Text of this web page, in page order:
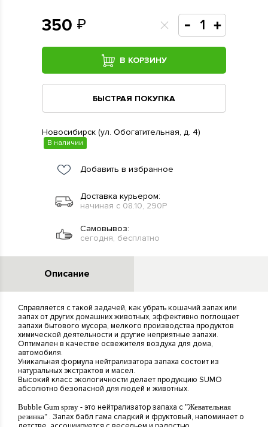
350
В КОРЗИНУ
БЫСТРАЯ ПОКУПКА
Новосибирск (ул. Обогатительная, д. 4)
В наличии
Добавить в избранное
Доставка курьером:
начиная с 08.10, 290Р
Самовывоз:
сегодня, бесплатно
Описание
Справляется с такой задачей, как убрать кошачий запах или
запах от других домашних животных, эффективно поглощает
запахи бытового мусора, мелкого производства продуктов
химической деятельности и другие неприятные запахи.
Оптимален в качестве освежителя воздуха для дома,
автомобиля.
Уникальная формула нейтрализатора запаха состоит из
натуральных экстрактов и масел.
Высокий класс экологичности делает продукцию SUMO
абсолютно безопасной для людей и животных.
Bubble Gum spray - это нейтрализатор запаха с "Жевательная
резинка" . Запах бабл гама сладкий и фруктовый, напоминает о